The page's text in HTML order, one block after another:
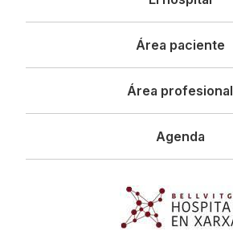
principal
Área paciente
Área profesional
Agenda